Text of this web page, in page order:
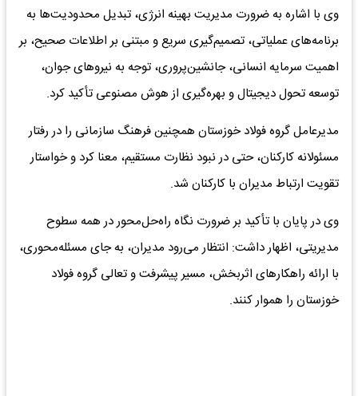
وی با اشاره به ضرورت مدیریت بهینه انرژی، تبدیل محدودیت‌ها به
برنامه‌های عملیاتی، تصمیم‌گیری سریع و مبتنی بر اطلاعات صحیح، بر
اهمیت سرمایه انسانی، جانشین‌پروری، توجه به نیروهای جوان،
توسعه تحول دیجیتال و بهره‌گیری از هوش مصنوعی تأکید کرد.
مدیرعامل گروه فولاد خوزستان همچنین فرهنگ سازمانی را در رفتار
مسئولانه کارکنان، حتی در نبود نظارت مستقیم، معنا کرد و خواستار
تقویت ارتباط مدیران با کارکنان شد.
وی در پایان با تأکید بر ضرورت نگاه راه‌حل‌محور در همه سطوح
مدیریتی، اظهار داشت: انتظار می‌رود مدیران، به جای مسئله‌محوری،
با ارائه راهکارهای اثربخش، مسیر پیشرفت و تعالی گروه فولاد
خوزستان را هموار کنند.